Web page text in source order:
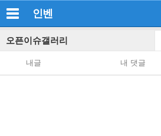
인벤
오픈이슈갤러리
내글 내 댓글